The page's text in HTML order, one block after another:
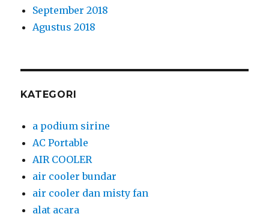
September 2018
Agustus 2018
KATEGORI
a podium sirine
AC Portable
AIR COOLER
air cooler bundar
air cooler dan misty fan
alat acara